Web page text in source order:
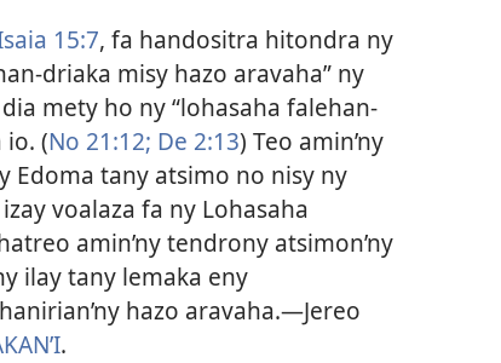
15:7, fa handositra hitondra ny
driaka misy hazo aravaha” ny
mety ho ny “lohasaha falehan-
io. (No 21:12; De 2:13) Teo amin’ny
Edoma tany atsimo no nisy ny
voalaza fa ny Lohasaha
amin’ny tendrony atsimon’ny
ilay tany lemaka eny
hazo aravaha.​—Jereo
.